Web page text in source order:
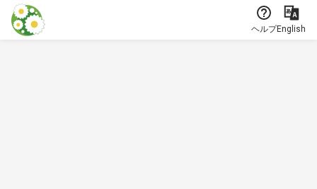
本文に飛ぶ
ヘルプEnglish